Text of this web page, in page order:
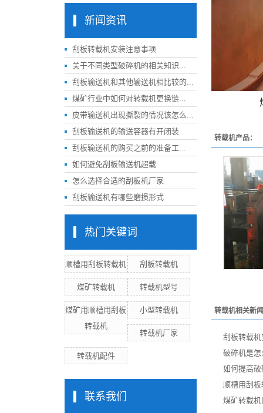
新闻资讯
刮板转载机安装注意事项
关于不同类型破碎机的相关知识...
刮板输送机和其他输送机相比较的...
煤矿行业中如何对转载机更换链...
皮带输送机出现撕裂的情况该怎么...
刮板输送机的输送容器有开闭装
刮板输送机的购买之前的准备工...
如何避免刮板输送机超载
怎么选择合适的刮板机厂家
刮板输送机有哪些磨损形式
热门关键词
顺槽用刮板转载机 刮板转载机
煤矿转载机 转载机型号
煤矿用顺槽用刮板
转载机
小型转载机
转载机厂家
转载机配件
联系我们
转载机产品：
转载机相关新
刮板转载
破碎机是
如何提高
顺槽用刮
煤矿转载